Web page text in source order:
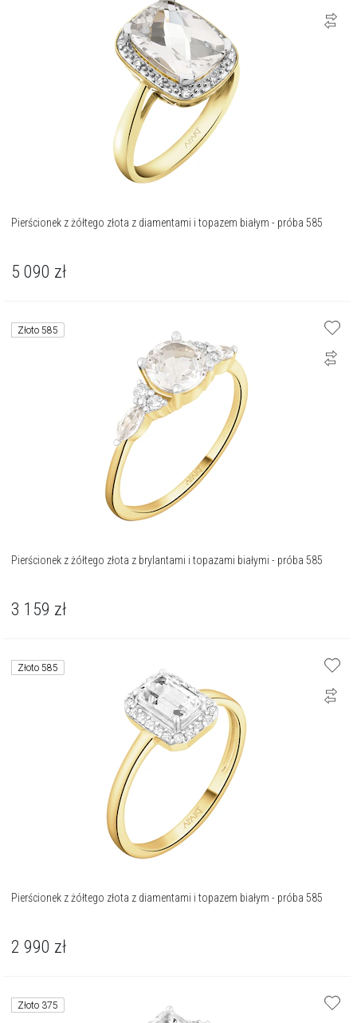
Pierścionek z żółtego złota z diamentami i topazem białym - próba 585
5 090 zł
Złoto 585
Pierścionek z żółtego złota z brylantami i topazami białymi - próba 585
3 159 zł
Złoto 585
Pierścionek z żółtego złota z diamentami i topazem białym - próba 585
2 990 zł
Złoto 375